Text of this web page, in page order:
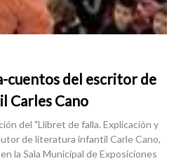
cuentos del escritor de
Carles Cano
del "Llibret de falla. Explicación y
de literatura infantil Carle Cano,
la Sala Municipal de Exposiciones